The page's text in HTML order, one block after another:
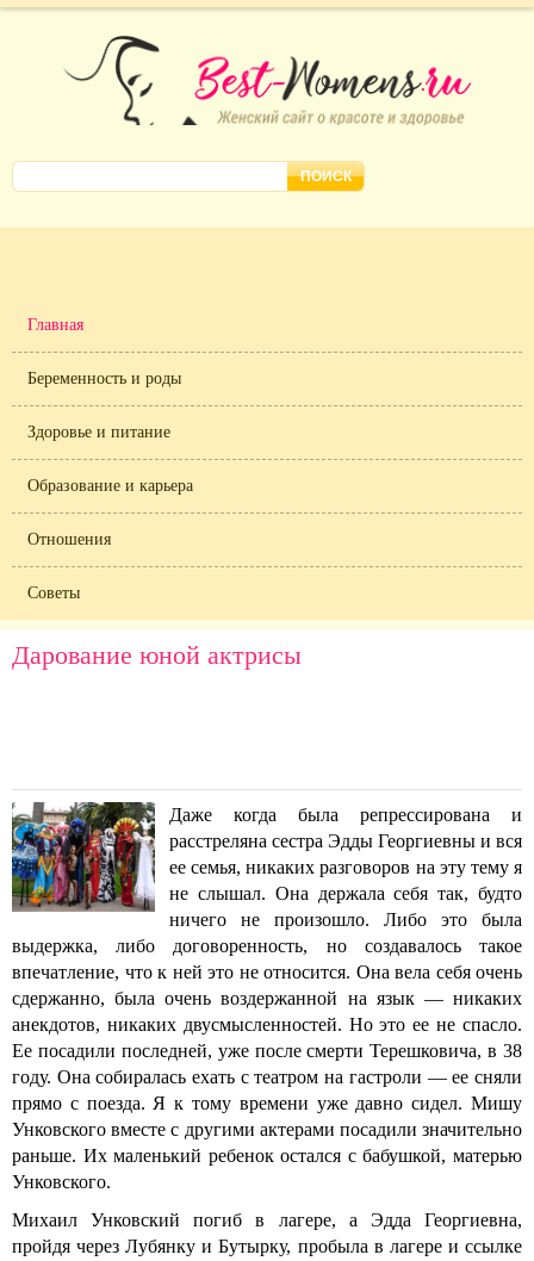
Главная
Беременность и роды
Здоровье и питание
Образование и карьера
Отношения
Советы
Дарование юной актрисы
Даже когда была репрессирована и
расстреляна сестра Эдды Георгиевны и вся
ее семья, никаких разговоров на эту тему я
не слышал. Она держала себя так, будто
ничего не произошло. Либо это была
выдержка, либо договоренность, но создавалось такое
впечатление, что к ней это не относится. Она вела себя очень
сдержанно, была очень воздержанной на язык — никаких
анекдотов, никаких двусмысленностей. Но это ее не спасло.
Ее посадили последней, уже после смерти Терешковича, в 38
году. Она собиралась ехать с театром на гастроли — ее сняли
прямо с поезда. Я к тому времени уже давно сидел. Мишу
Унковского вместе с другими актерами посадили значительно
раньше. Их маленький ребенок остался с бабушкой, матерью
Унковского.
Михаил Унковский погиб в лагере, а Эдда Георгиевна,
пройдя через Лубянку и Бутырку, пробыла в лагере и ссылке